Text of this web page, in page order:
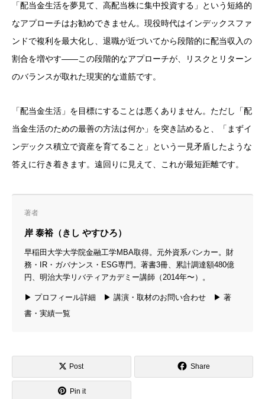
「配当金生活を夢見て、高配当株に集中投資する」という短絡的
なアプローチはお勧めできません。現役時代はインデックスファ
ンドで複利を最大化し、退職が近づいてから段階的に配当収入の
割合を増やす——この段階的なアプローチが、リスクとリターン
のバランスが取れた現実的な道筋です。
「配当金生活」を目標にすることは悪くありません。ただし「配
当金生活のための最善の方法は何か」を突き詰めると、「まずイ
ンデックス積立で資産を育てること」という一見矛盾したような
答えに行き着きます。遠回りに見えて、これが最短距離です。
著者
岸 泰裕（きし やすひろ）
早稲田大学大学院金融工学MBA取得。元外資系バンカー。財
務・IR・ガバナンス・ESG専門。著書3冊、累計調達額480億
円、明治大学リバティアカデミー講師（2014年〜）。
▶ プロフィール詳細 ▶ 講演・取材のお問い合わせ
▶ 著
書・実績一覧
Post Share
Pin it